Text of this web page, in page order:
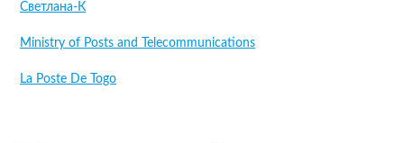
Светлана-К
Ministry of Posts and Telecommunications
La Poste De Togo